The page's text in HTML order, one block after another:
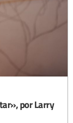
por Larry